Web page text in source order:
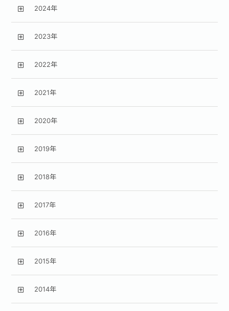
2024年
2023年
2022年
2021年
2020年
2019年
2018年
2017年
2016年
2015年
2014年